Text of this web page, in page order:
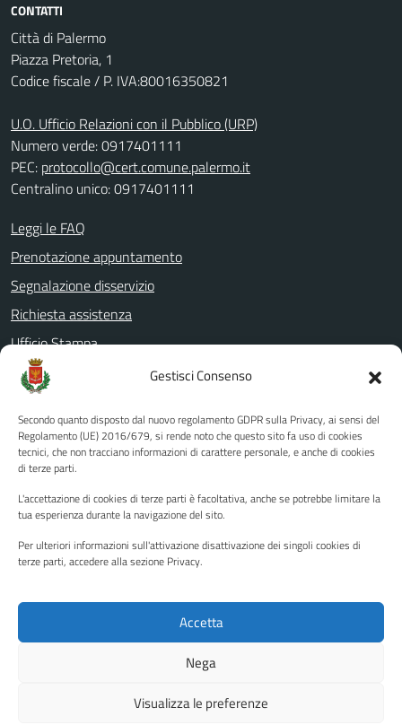
Gestisci Consenso
Secondo quanto disposto dal nuovo regolamento GDPR sulla Privacy, ai sensi del
Regolamento (UE) 2016/679, si rende noto che questo sito fa uso di cookies
tecnici, che non tracciano informazioni di carattere personale, e anche di cookies
di terze parti.
L'accettazione di cookies di terze parti è facoltativa, anche se potrebbe limitare la
tua esperienza durante la navigazione del sito.
Per ulteriori informazioni sull'attivazione disattivazione dei singoli cookies di
terze parti, accedere alla sezione Privacy.
Accetta
Nega
Visualizza le preferenze
CONTATTI
Città di Palermo
Piazza Pretoria, 1
Codice fiscale / P. IVA:80016350821
U.O. Ufficio Relazioni con il Pubblico (URP)
Numero verde: 0917401111
PEC: protocollo@cert.comune.palermo.it
Centralino unico: 0917401111
Leggi le FAQ
Prenotazione appuntamento
Segnalazione disservizio
Richiesta assistenza
Ufficio Stampa
Amministrazione Trasparente
Albo pretorio
Informativa privacy
Note legali
Piano di miglioramento del sito
Instagram